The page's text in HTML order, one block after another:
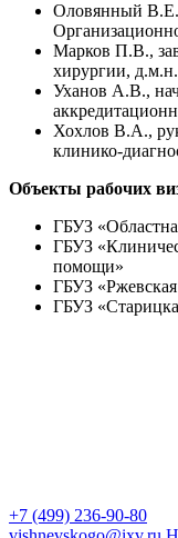
Оловянный В.Е.,
Марков П.В.,
хирургии, д.м.н.
Уханов А.В.,
Хохлов В.А.,
клинико-
Объекты рабочих
ГБУЗ
ГБУЗ
помощи»
ГБУЗ
ГБУЗ
+7 (499) 236-90-80